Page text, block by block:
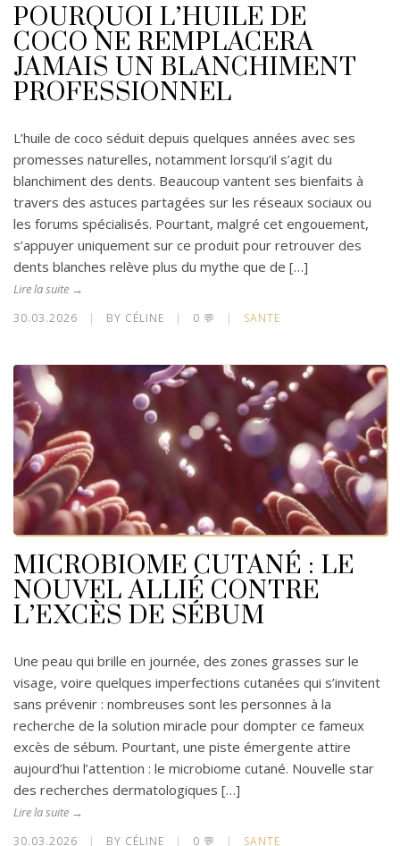
POURQUOI L’HUILE DE
COCO NE REMPLACERA
JAMAIS UN BLANCHIMENT
PROFESSIONNEL
L’huile de coco séduit depuis quelques années avec ses
promesses naturelles, notamment lorsqu’il s’agit du
blanchiment des dents. Beaucoup vantent ses bienfaits à
travers des astuces partagées sur les réseaux sociaux ou
les forums spécialisés. Pourtant, malgré cet engouement,
s’appuyer uniquement sur ce produit pour retrouver des
dents blanches relève plus du mythe que de […]
Lire la suite →
30.03.2026 | BY CÉLINE | 0 💬 | SANTE
MICROBIOME CUTANÉ : LE
NOUVEL ALLIÉ CONTRE
L’EXCÈS DE SÉBUM
Une peau qui brille en journée, des zones grasses sur le
visage, voire quelques imperfections cutanées qui s’invitent
sans prévenir : nombreuses sont les personnes à la
recherche de la solution miracle pour dompter ce fameux
excès de sébum. Pourtant, une piste émergente attire
aujourd’hui l’attention : le microbiome cutané. Nouvelle star
des recherches dermatologiques […]
Lire la suite →
30.03.2026 | BY CÉLINE | 0 💬 | SANTE